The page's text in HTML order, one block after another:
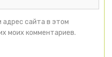
адрес сайта в этом
моих комментариев.